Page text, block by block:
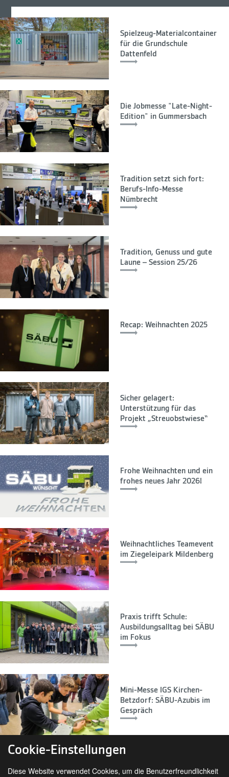
Spielzeug-Materialcontainer
für die Grundschule
Dattenfeld
Die Jobmesse "Late-Night-
Edition" in Gummersbach
Tradition setzt sich fort:
Berufs-Info-Messe
Nümbrecht
Tradition, Genuss und gute
Laune – Session 25/26
Recap: Weihnachten 2025
Sicher gelagert:
Unterstützung für das
Projekt „Streuobstwiese“
Frohe Weihnachten und ein
frohes neues Jahr 2026!
Weihnachtliches Teamevent
im Ziegeleipark Mildenberg
Praxis trifft Schule:
Ausbildungsalltag bei SÄBU
im Fokus
Mini-Messe IGS Kirchen-
Betzdorf: SÄBU-Azubis im
Gespräch
Cookie-Einstellungen
Diese Website verwendet Cookies, um die Benutzerfreundlichkeit